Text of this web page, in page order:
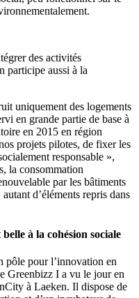
des activités
participe aussi à la
uniquement des logements
en grande partie de base à
en 2015 en région
projets pilotes, de fixer les
responsable »,
la consommation
par les bâtiments
d’éléments repris dans
à la cohésion sociale
pôle pour l’innovation en
Greenbizz I a vu le jour en
à Laeken. Il dispose de